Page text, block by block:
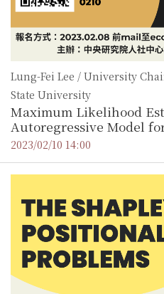
Lung-Fei Lee / University
State University
Maximum Likelihood
Autoregressive Model
Flow Variables
2023/02/10 14:00